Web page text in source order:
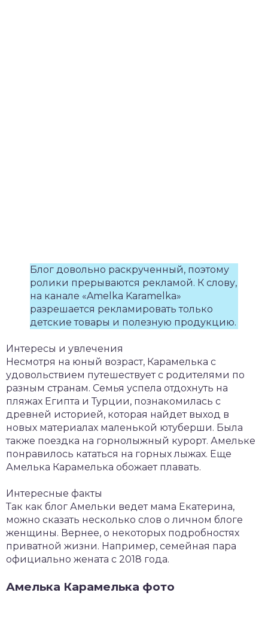
Блог довольно раскрученный, поэтому
ролики прерываются рекламой. К слову,
на канале «Amelka Karamelka»
разрешается рекламировать только
детские товары и полезную продукцию.
Интересы и увлечения
Несмотря на юный возраст, Карамелька с
удовольствием путешествует с родителями по
разным странам. Семья успела отдохнуть на
пляжах Египта и Турции, познакомилась с
древней историей, которая найдет выход в
новых материалах маленькой ютуберши. Была
также поездка на горнолыжный курорт. Амельке
понравилось кататься на горных лыжах. Еще
Амелька Карамелька обожает плавать.
Интересные факты
Так как блог Амельки ведет мама Екатерина,
можно сказать несколько слов о личном блоге
женщины. Вернее, о некоторых подробностях
приватной жизни. Например, семейная пара
официально жената с 2018 года.
Амелька Карамелька фото